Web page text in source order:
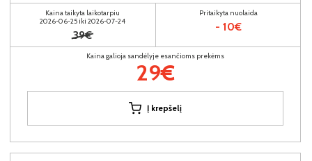
Kaina taikyta laikotarpiu
2026-06-25 iki 2026-07-24
39€
Pritaikyta nuolaida
- 10€
Kaina galioja sandėlyje esančioms prekėms
29€
Į krepšelį